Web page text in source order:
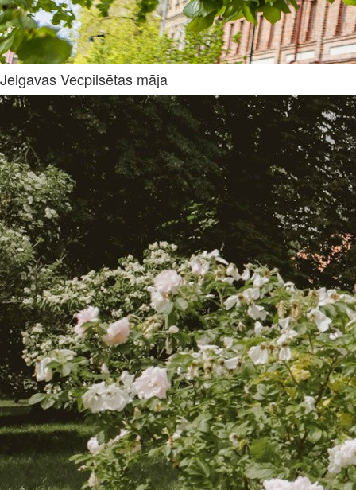
Jelgavas Vecpilsētas māja